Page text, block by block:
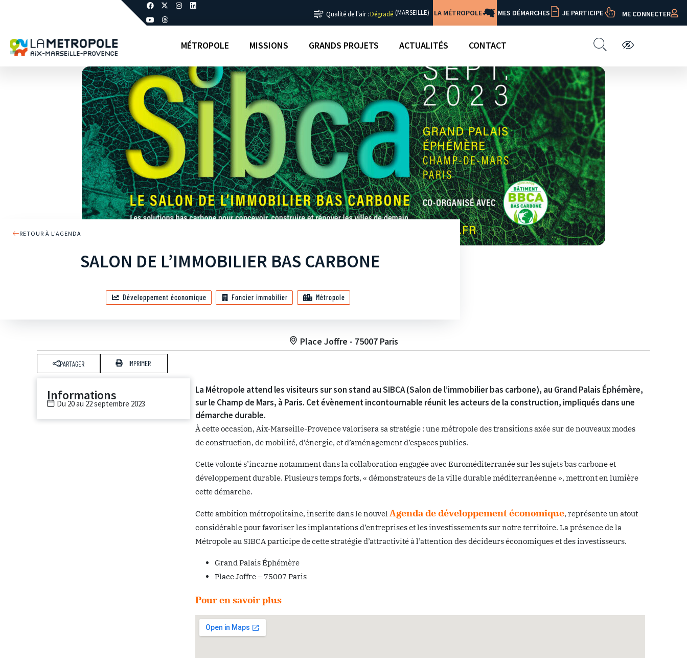
Qualité de l'air :Dégradé (MARSEILLE) LA MÉTROPOLE MES DÉMARCHES JE PARTICIPE ME CONNECTER
MÉTROPOLE MISSIONS GRANDS PROJETS ACTUALITÉS CONTACT
RETOUR À L'AGENDA
SALON DE L’IMMOBILIER BAS CARBONE
Développement économique Foncier immobilier Métropole
Place Joffre - 75007 Paris
PARTAGER IMPRIMER
Informations
Du 20 au 22 septembre 2023
La Métropole attend les visiteurs sur son stand au SIBCA (Salon de l’immobilier bas carbone), au Grand Palais Éphémère,
sur le Champ de Mars, à Paris. Cet évènement incontournable réunit les acteurs de la construction, impliqués dans une
démarche durable.
À cette occasion, Aix-Marseille-Provence valorisera sa stratégie : une métropole des transitions axée sur de nouveaux modes
de construction, de mobilité, d’énergie, et d’aménagement d’espaces publics.
Cette volonté s’incarne notamment dans la collaboration engagée avec Euroméditerranée sur les sujets bas carbone et
développement durable. Plusieurs temps forts, « démonstrateurs de la ville durable méditerranéenne », mettront en lumière
cette démarche.
Cette ambition métropolitaine, inscrite dans le nouvel Agenda de développement économique, représente un atout
considérable pour favoriser les implantations d’entreprises et les investissements sur notre territoire. La présence de la
Métropole au SIBCA participe de cette stratégie d’attractivité à l’attention des décideurs économiques et des investisseurs.
Grand Palais Éphémère
Place Joffre – 75007 Paris
Pour en savoir plus